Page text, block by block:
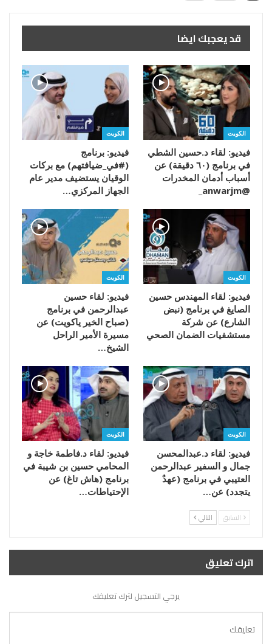
قد يعجبك ايضا
الكويت
فيديو: لقاء د.حسين الشطي
في برنامج (٦٠ دقيقة) عن
أسباب أدمان المخدرات
@anwarjm_
الكويت
فيديو: برنامج
(#في_ضيافتهم) مع بركات
الوقيان يستضيف مدير عام
الجهاز المركزي…
الكويت
فيديو: لقاء المهندس حسين
الصايغ في برنامج (نبض
الشارع) عن شركة
مستشفيات الضمان الصحي
الكويت
فيديو: لقاء حسين
عبدالرحمن في برنامج
(صباح الخير ياكويت) عن
مسيرة الأمير الراحل
الشيخ…
الكويت
فيديو: لقاء د.عبدالمحسن
جمال و السفير عبدالرحمن
العتيبي في برنامج (عهدٌ
يتجدد) عن…
الكويت
فيديو: لقاء د.فاطمة خاجة و
المحامي حسين بن شيبة في
برنامج (هاش تاغ) عن
الإحتياطات…
السابق التالي
اترك تعليق
يرجي التسجيل لترك تعليقك